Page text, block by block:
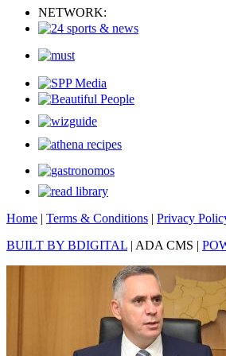
NETWORK:
Home | Terms & Conditions | Privacy
BUILT BY BDIGITAL | ADA CMS |